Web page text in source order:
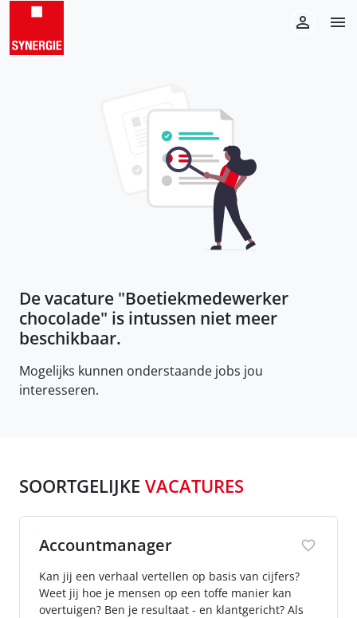
De vacature "Boetiekmedewerker
chocolade" is intussen niet meer
beschikbaar.
Mogelijks kunnen onderstaande jobs jou
interesseren.
SOORTGELIJKE VACATURES
Accountmanager
Kan jij een verhaal vertellen op basis van cijfers?
Weet jij hoe je mensen op een toffe manier kan
overtuigen? Ben je resultaat - en klantgericht? Als